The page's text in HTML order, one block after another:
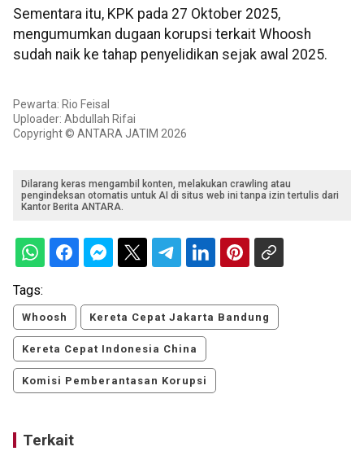
Sementara itu, KPK pada 27 Oktober 2025,
mengumumkan dugaan korupsi terkait Whoosh
sudah naik ke tahap penyelidikan sejak awal 2025.
Pewarta: Rio Feisal
Uploader: Abdullah Rifai
Copyright © ANTARA JATIM 2026
Dilarang keras mengambil konten, melakukan crawling atau
pengindeksan otomatis untuk AI di situs web ini tanpa izin tertulis dari
Kantor Berita ANTARA.
Tags:
Whoosh Kereta Cepat Jakarta Bandung
Kereta Cepat Indonesia China
Komisi Pemberantasan Korupsi
Terkait